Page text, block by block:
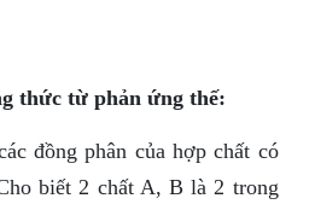
thức từ phản ứng thế:
đồng phân của hợp chất có
biết 2 chất A, B là 2 trong